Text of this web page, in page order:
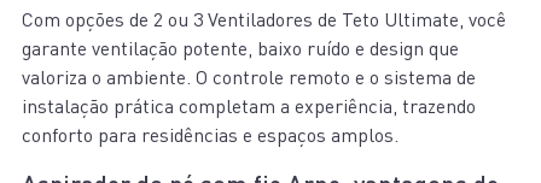
Com opções de 2 ou 3 Ventiladores de Teto Ultimate, você
garante ventilação potente, baixo ruído e design que
valoriza o ambiente. O controle remoto e o sistema de
instalação prática completam a experiência, trazendo
conforto para residências e espaços amplos.